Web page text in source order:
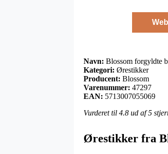
Navn: Blossom forgyldte
Kategori: Ørestikker
Producent: Blossom
Varenummer: 47297
EAN: 5713007055069
Vurderet til 4.8 ud af 5
Ørestikker fra